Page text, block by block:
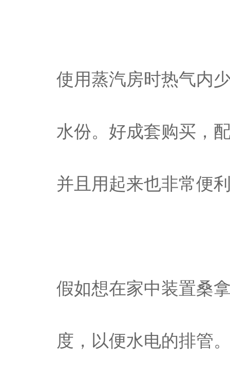
使用蒸汽房时热气内
水份。好成套购买，
并且用起来也非常便
假如想在家中装置桑
度，以便水电的排管